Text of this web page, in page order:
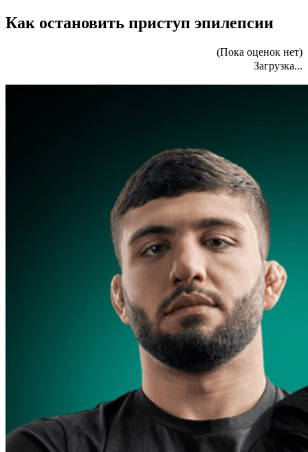
Как остановить приступ эпилепсии
(Пока оценок нет)
Загрузка...